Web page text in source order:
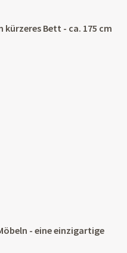
Bett - ca. 175 cm
- eine einzigartige